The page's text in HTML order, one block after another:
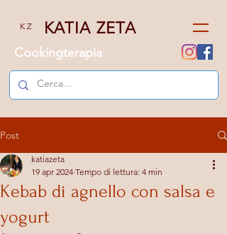
K Z KATIA ZETA
Cookingterapia
Post
Kebab di agnello con salsa e
yogurt
katiazeta
19 apr 2024 Tempo di lettura: 4 min